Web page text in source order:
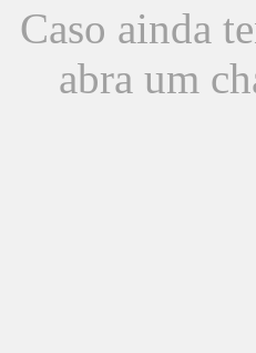
Caso ainda
abra um